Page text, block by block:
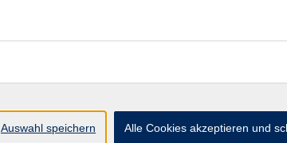
Zweckverband Volkshochschule im
Lethnerstr. 13
85435 ErdingGoogleMaps
Auswahl speichern Alle Cookies akzeptieren und